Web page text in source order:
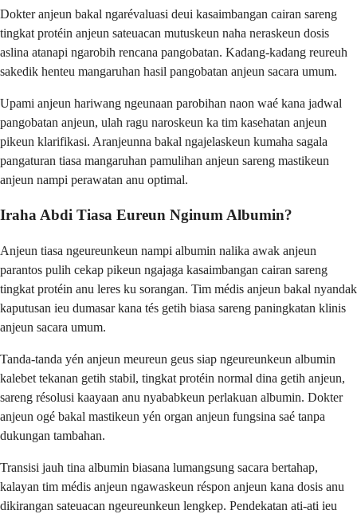
Dokter anjeun bakal ngarévaluasi deui kasaimbangan cairan sareng
tingkat protéin anjeun sateuacan mutuskeun naha neraskeun dosis
aslina atanapi ngarobih rencana pangobatan. Kadang-kadang reureuh
sakedik henteu mangaruhan hasil pangobatan anjeun sacara umum.
Upami anjeun hariwang ngeunaan parobihan naon waé kana jadwal
pangobatan anjeun, ulah ragu naroskeun ka tim kasehatan anjeun
pikeun klarifikasi. Aranjeunna bakal ngajelaskeun kumaha sagala
pangaturan tiasa mangaruhan pamulihan anjeun sareng mastikeun
anjeun nampi perawatan anu optimal.
Iraha Abdi Tiasa Eureun Nginum Albumin?
Anjeun tiasa ngeureunkeun nampi albumin nalika awak anjeun
parantos pulih cekap pikeun ngajaga kasaimbangan cairan sareng
tingkat protéin anu leres ku sorangan. Tim médis anjeun bakal nyandak
kaputusan ieu dumasar kana tés getih biasa sareng paningkatan klinis
anjeun sacara umum.
Tanda-tanda yén anjeun meureun geus siap ngeureunkeun albumin
kalebet tekanan getih stabil, tingkat protéin normal dina getih anjeun,
sareng résolusi kaayaan anu nyababkeun perlakuan albumin. Dokter
anjeun ogé bakal mastikeun yén organ anjeun fungsina saé tanpa
dukungan tambahan.
Transisi jauh tina albumin biasana lumangsung sacara bertahap,
kalayan tim médis anjeun ngawaskeun réspon anjeun kana dosis anu
dikirangan sateuacan ngeureunkeun lengkep. Pendekatan ati-ati ieu